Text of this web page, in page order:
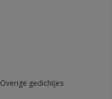
Overige gedichtjes